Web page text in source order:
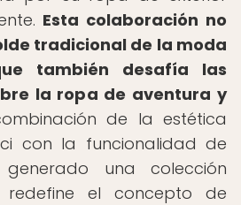
Esta colaboración no
tradicional de la moda
también desafía las
la ropa de aventura y
de la estética
con la funcionalidad de
una colección
redefine el concepto de